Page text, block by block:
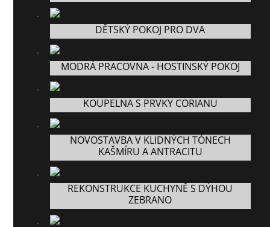
DĚTSKÝ POKOJ PRO DVA
MODRÁ PRACOVNA - HOSTINSKÝ POKOJ
KOUPELNA S PRVKY CORIANU
NOVOSTAVBA V KLIDNÝCH TÓNECH
KAŠMÍRU A ANTRACITU
REKONSTRUKCE KUCHYNĚ S DÝHOU
ZEBRANO